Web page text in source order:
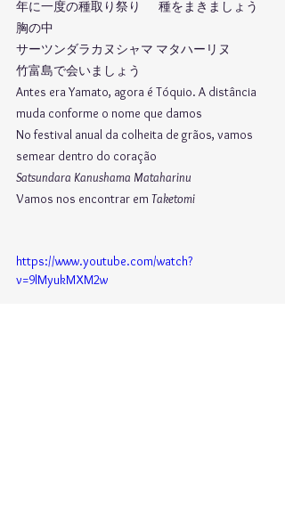
年に一度の種取り祭り	種をまきましょう
胸の中
サーツンダラカヌシャマ マタハーリヌ
竹富島で会いましょう
Antes era Yamato, agora é Tóquio. A distância
muda conforme o nome que damos
No festival anual da colheita de grãos, vamos
semear dentro do coração
Satsundara Kanushama Mataharinu
Vamos nos encontrar em Taketomi
https://www.youtube.com/watch?
v=9lMyukMXM2w